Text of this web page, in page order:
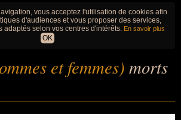
vous acceptez l'utilisation de cookies afin
d'audiences et vous proposer des services,
adaptés selon vos centres d'intérêts. En savoir plus
OK
et femmes) morts